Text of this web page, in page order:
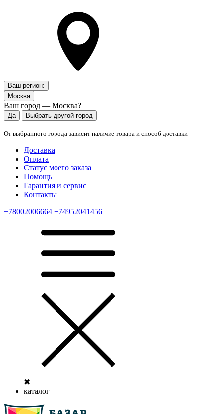
Ваш регион:
Москва
Ваш город — Москва?
Да Выбрать другой город
От выбранного города зависит наличие товара и способ доставки
Доставка
Оплата
Статус моего заказа
Помощь
Гарантия и сервис
Контакты
+78002006664 +74952041456
✖
каталог